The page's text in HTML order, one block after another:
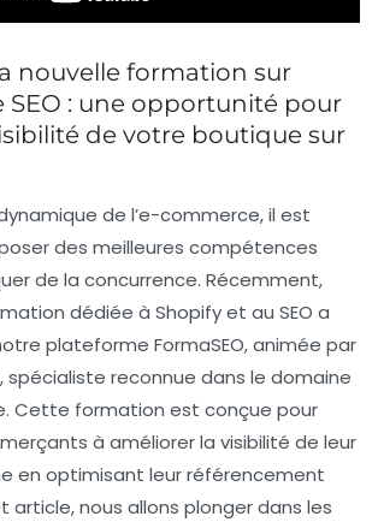
nouvelle formation sur
SEO : une opportunité pour
de votre boutique sur
de l’e-commerce, il est
des meilleures compétences
de la concurrence. Récemment,
dédiée à Shopify et au SEO a
plateforme FormaSEO, animée par
spécialiste reconnue dans le domaine
Cette formation est conçue pour
à améliorer la visibilité de leur
en optimisant leur référencement
article, nous allons plonger dans les